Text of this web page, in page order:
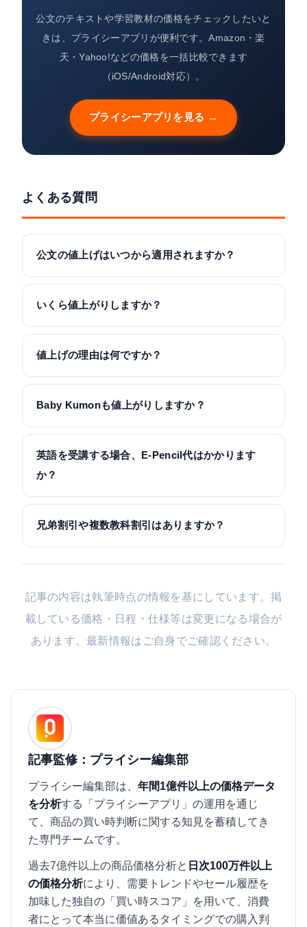
公文のテキストや学習教材の価格をチェックしたいと
きは、プライシーアプリが便利です。Amazon・楽
天・Yahoo!などの価格を一括比較できます
（iOS/Android対応）。
プライシーアプリを見る →
よくある質問
公文の値上げはいつから適用されますか？
いくら値上がりしますか？
値上げの理由は何ですか？
Baby Kumonも値上がりしますか？
英語を受講する場合、E-Pencil代はかかります
か？
兄弟割引や複数教科割引はありますか？
記事の内容は執筆時点の情報を基にしています。掲
載している価格・日程・仕様等は変更になる場合が
あります。最新情報はご自身でご確認ください。
記事監修：プライシー編集部
プライシー編集部は、 年間1億件以上の価格データ
を分析する「プライシーアプリ」の運用を通じ
て、商品の買い時判断に関する知見を蓄積してき
た専門チームです。
過去7億件以上の商品価格分析と 日次100万件以上
の価格分析により、需要トレンドやセール履歴を
加味した独自の「買い時スコア」を用いて、消費
者にとって本当に価値あるタイミングでの購入判